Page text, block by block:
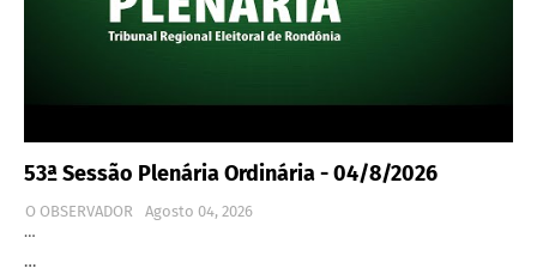
53ª Sessão Plenária Ordinária - 04/8/2026
O OBSERVADOR
Agosto 04, 2026
…
…